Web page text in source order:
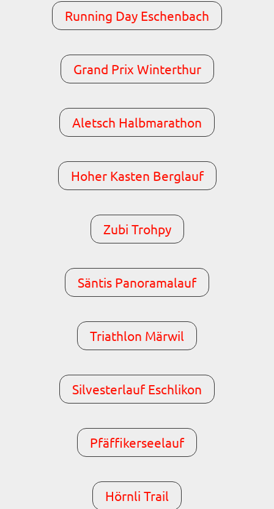
Running Day Eschenbach
Grand Prix Winterthur
Aletsch Halbmarathon
Hoher Kasten Berglauf
Zubi Trohpy
Säntis Panoramalauf
Triathlon Märwil
Silvesterlauf Eschlikon
Pfäffikerseelauf
Hörnli Trail